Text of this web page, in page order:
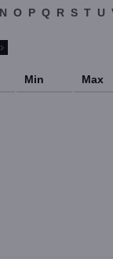
N O P Q R S T U
Min Max